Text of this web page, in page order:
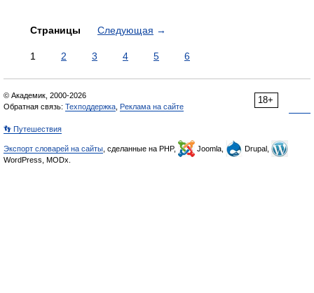
Страницы Следующая →
1 2 3 4 5 6
18+
© Академик, 2000-2026
Обратная связь: Техподдержка Реклама на сайте
👣 Путешествия
Экспорт словарей на сайты , сделанные на PHP, Joomla,
Drupal,
WordPress, MODx.